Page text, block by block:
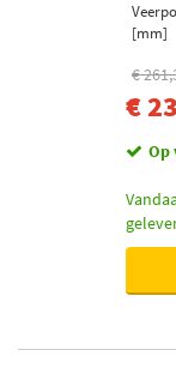
[mm]
€
€
Op